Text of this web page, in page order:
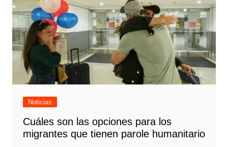
Noticias
Cuáles son las opciones para los
migrantes que tienen parole humanitario